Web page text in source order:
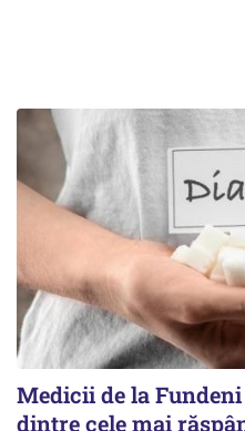
Medicii de la
dintre cele mai